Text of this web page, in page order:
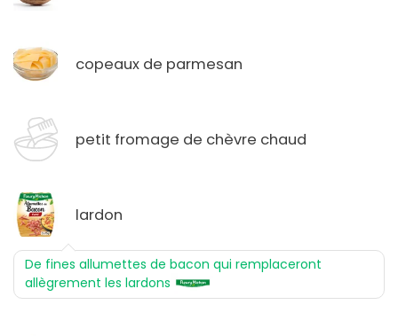
copeaux de parmesan
petit fromage de chèvre chaud
lardon
De fines allumettes de bacon qui remplaceront
allègrement les lardons